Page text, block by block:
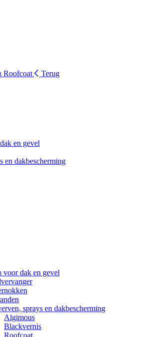
Roofcoat
Terug
en gevel
en dakbescherming
voor dak en gevel
sprays en dakbescherming
Algimous
Blackvernis
Roofcoat